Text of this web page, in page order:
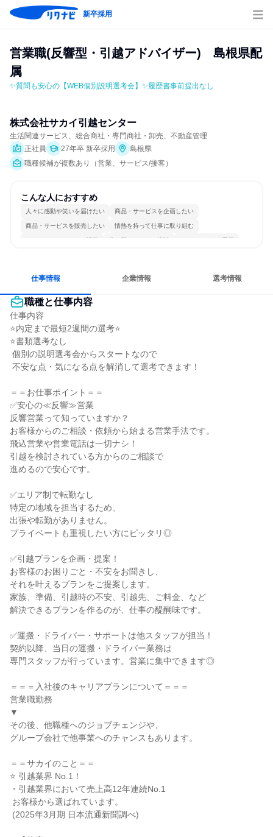
新卒採用
営業職(反響型・引越アドバイザー)　島根県配
属
✨質問も安心の【WEB個別説明選考会】✨履歴書事前提出なし
株式会社サカイ引越センター
生活関連サービス、総合商社・専門商社・卸売、不動産管理
正社員
27年卒 新卒採用
島根県
職種候補が複数あり（営業、サービス/接客）
こんな人におすすめ
人々に感動や笑いを届けたい 商品・サービスを企画したい
商品・サービスを販売したい 情熱を持って仕事に取り組む
コミュニケーションが活発 常に新しいものに挑戦 チームワークを重視
仕事情報 企業情報 選考情報
職種と仕事内容
仕事内容
⭐内定まで最短2週間の選考⭐
⭐書類選考なし
＝＝お仕事ポイント＝＝
✅安心の≪反響≫営業
反響営業って知っていますか？
お客様からのご相談・依頼から始まる営業手法です。
飛込営業や営業電話は一切ナシ！
引越を検討されている方からのご相談で
進めるので安心です。
✅エリア制で転勤なし
特定の地域を担当するため、
出張や転勤がありません。
プライベートも重視したい方にピッタリ◎
✅引越プランを企画・提案！
お客様のお困りごと・不安をお聞きし、
それを叶えるプランをご提案します。
家族、準備、引越時の不安、引越先、ご料金、など
解決できるプランを作るのが、仕事の醍醐味です。
✅運搬・ドライバー・サポートは他スタッフが担当！
契約以降、当日の運搬・ドライバー業務は
専門スタッフが行っています。営業に集中できます◎
＝＝＝入社後のキャリアプランについて＝＝＝
営業職勤務
▼
その後、他職種へのジョブチェンジや、
グループ会社で他事業へのチャンスもあります。
＝＝サカイのこと＝＝
⭐ 引越業界 No.1！
・引越業界において売上高12年連続No.1